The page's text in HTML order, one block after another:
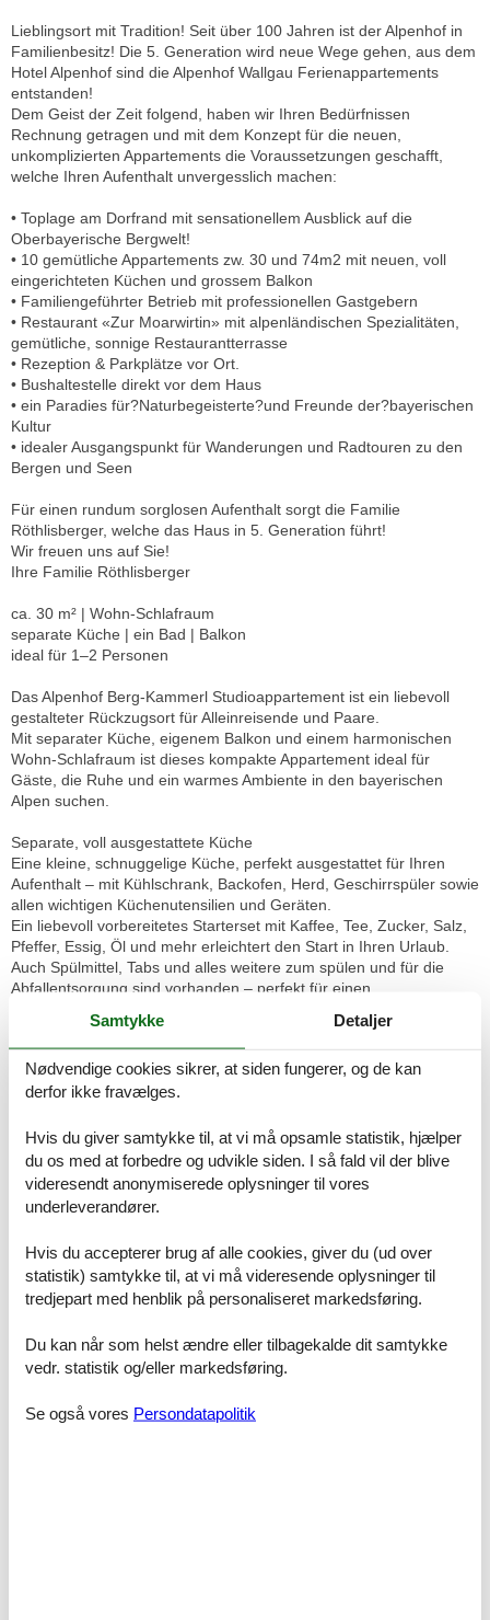
Lieblingsort mit Tradition! Seit über 100 Jahren ist der Alpenhof in
Familienbesitz! Die 5. Generation wird neue Wege gehen, aus dem
Hotel Alpenhof sind die Alpenhof Wallgau Ferienappartements
entstanden!
Dem Geist der Zeit folgend, haben wir Ihren Bedürfnissen
Rechnung getragen und mit dem Konzept für die neuen,
unkomplizierten Appartements die Voraussetzungen geschafft,
welche Ihren Aufenthalt unvergesslich machen:
• Toplage am Dorfrand mit sensationellem Ausblick auf die
Oberbayerische Bergwelt!
• 10 gemütliche Appartements zw. 30 und 74m2 mit neuen, voll
eingerichteten Küchen und grossem Balkon
• Familiengeführter Betrieb mit professionellen Gastgebern
• Restaurant «Zur Moarwirtin» mit alpenländischen Spezialitäten,
gemütliche, sonnige Restaurantterrasse
• Rezeption & Parkplätze vor Ort.
• Bushaltestelle direkt vor dem Haus
• ein Paradies für?Naturbegeisterte?und Freunde der?bayerischen
Kultur
• idealer Ausgangspunkt für Wanderungen und Radtouren zu den
Bergen und Seen
Für einen rundum sorglosen Aufenthalt sorgt die Familie
Röthlisberger, welche das Haus in 5. Generation führt!
Wir freuen uns auf Sie!
Ihre Familie Röthlisberger
ca. 30 m² | Wohn-Schlafraum
separate Küche | ein Bad | Balkon
ideal für 1–2 Personen
Das Alpenhof Berg-Kammerl Studioappartement ist ein liebevoll
gestalteter Rückzugsort für Alleinreisende und Paare.
Mit separater Küche, eigenem Balkon und einem harmonischen
Wohn-Schlafraum ist dieses kompakte Appartement ideal für
Gäste, die Ruhe und ein warmes Ambiente in den bayerischen
Alpen suchen.
Separate, voll ausgestattete Küche
Eine kleine, schnuggelige Küche, perfekt ausgestattet für Ihren
Aufenthalt – mit Kühlschrank, Backofen, Herd, Geschirrspüler sowie
allen wichtigen Küchenutensilien und Geräten.
Ein liebevoll vorbereitetes Starterset mit Kaffee, Tee, Zucker, Salz,
Pfeffer, Essig, Öl und mehr erleichtert den Start in Ihren Urlaub.
Auch Spülmittel, Tabs und alles weitere zum spülen und für die
Abfallentsorgung sind vorhanden – perfekt für einen
Wohnen, Essen & Schlafen in einem harmonischen Raum
Der Wohn-Schlafbereich verfügt über ein großzügiges King-Size-
Bett (2 × 2 m) mit zwei unterschiedlich großen Kissen für Ihren
Wäsche bezogen.
Ein Esstisch mit Eckbank oder gemütlichen Sesseln lädt zum
Verweilen ein.
Hochwertige Einbaumöbel schaffen viel Stauraum und eine ruhige,
Zur Ausstattung gehören:
• ein zusätzliches Streaming-Angebot
• kostenfreies WLAN im gesamten Haus
• Infomaterial der Alpenwelt Karwendel z.B. Wander-, Rad- und
Freizeittipps und das Veranstaltungsprogramm
Samtykke Detaljer
Nødvendige cookies sikrer, at siden fungerer, og de kan
derfor ikke fravælges.
Hvis du giver samtykke til, at vi må opsamle statistik, hjælper
du os med at forbedre og udvikle siden. I så fald vil der blive
videresendt anonymiserede oplysninger til vores
underleverandører.
Hvis du accepterer brug af alle cookies, giver du (ud over
statistik) samtykke til, at vi må videresende oplysninger til
tredjepart med henblik på personaliseret markedsføring.
Du kan når som helst ændre eller tilbagekalde dit samtykke
vedr. statistik og/eller markedsføring.
Se også vores Persondatapolitik